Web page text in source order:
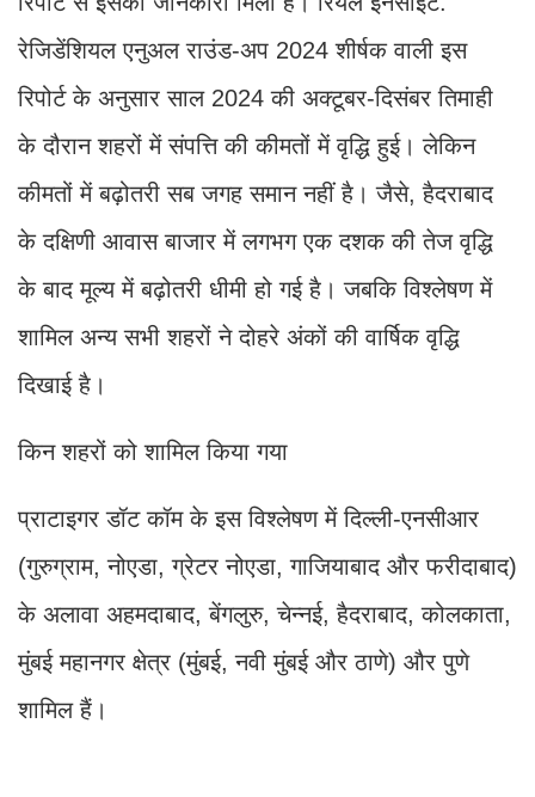
रेजिडेंशियल एनुअल राउंड-अप 2024 शीर्षक वाली इस
रिपोर्ट के अनुसार साल 2024 की अक्टूबर-दिसंबर तिमाही
के दौरान शहरों में संपत्ति की कीमतों में वृद्धि हुई। लेकिन
कीमतों में बढ़ोतरी सब जगह समान नहीं है। जैसे, हैदराबाद
के दक्षिणी आवास बाजार में लगभग एक दशक की तेज वृद्धि
के बाद मूल्य में बढ़ोतरी धीमी हो गई है। जबकि विश्लेषण में
शामिल अन्य सभी शहरों ने दोहरे अंकों की वार्षिक वृद्धि
दिखाई है।
किन शहरों को शामिल किया गया
प्राटाइगर डॉट कॉम के इस विश्लेषण में दिल्ली-एनसीआर
(गुरुग्राम, नोएडा, ग्रेटर नोएडा, गाजियाबाद और फरीदाबाद)
के अलावा अहमदाबाद, बेंगलुरु, चेन्नई, हैदराबाद, कोलकाता,
मुंबई महानगर क्षेत्र (मुंबई, नवी मुंबई और ठाणे) और पुणे
शामिल हैं।